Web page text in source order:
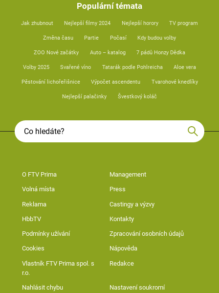
Populární témata
Jak zhubnout Nejlepší filmy 2024 Nejlepší horory TV program
Změna času Partie Počasí Kdy budou volby
ZOO Nové začátky Auto – katalog 7 pádů Honzy Dědka
Volby 2025 Svařené víno Tatarák podle Pohlreicha Aloe vera
Pěstování lichořeřišnice Výpočet ascendentu Tvarohové knedlíky
Nejlepší palačinky Švestkový koláč
O FTV Prima Management
Volná místa Press
Reklama Castingy a výzvy
HbbTV Kontakty
Podmínky užívání Zpracování osobních údajů
Cookies Nápověda
Vlastník FTV Prima spol. s
r.o.
Redakce
Nahlásit chybu Nastavení soukromí